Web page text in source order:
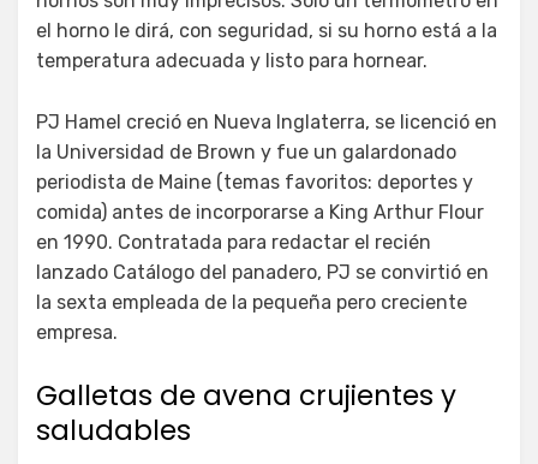
el horno le dirá, con seguridad, si su horno está a la
temperatura adecuada y listo para hornear.
PJ Hamel creció en Nueva Inglaterra, se licenció en
la Universidad de Brown y fue un galardonado
periodista de Maine (temas favoritos: deportes y
comida) antes de incorporarse a King Arthur Flour
en 1990. Contratada para redactar el recién
lanzado Catálogo del panadero, PJ se convirtió en
la sexta empleada de la pequeña pero creciente
empresa.
Galletas de avena crujientes y
saludables